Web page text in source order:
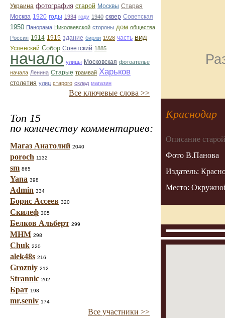
Украина фотография старой Москвы Старая
Москва 1920 годы 1934 году 1940 сквер Советская
1950 Панорама Николаевской стороны дом общества
Россия 1914 1915 здание биржи 1928 часть вид
Успенский Собор Советский 1885
начало улицы Московская фотоателье
начала Ленина Старые трамвай Харьков
столетия улиц старого склад магазин
Все ключевые слова >>
Топ 15
по количеству комментариев:
Магаз Анатолий 2040
poroch 1132
sm 865
Yana 398
Admin 334
Борис Ассеев 320
Скилеф 305
Белков Альберт 299
МНМ 298
Chuk 220
alek48s 216
Grozniy 212
Strannic 202
Брат 198
mr.seniv 174
Все участники >>
Краснодар
Описание
Фото В.Панова
Издатель:
Место: Окружной